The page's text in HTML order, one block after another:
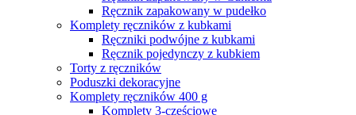
Ręcznik zapakowany w pudełko
Komplety ręczników z kubkami
Ręczniki podwójne z kubkami
Ręcznik pojedynczy z kubkiem
Torty z ręczników
Poduszki dekoracyjne
Komplety ręczników 400 g
Komplety 3-częściowe